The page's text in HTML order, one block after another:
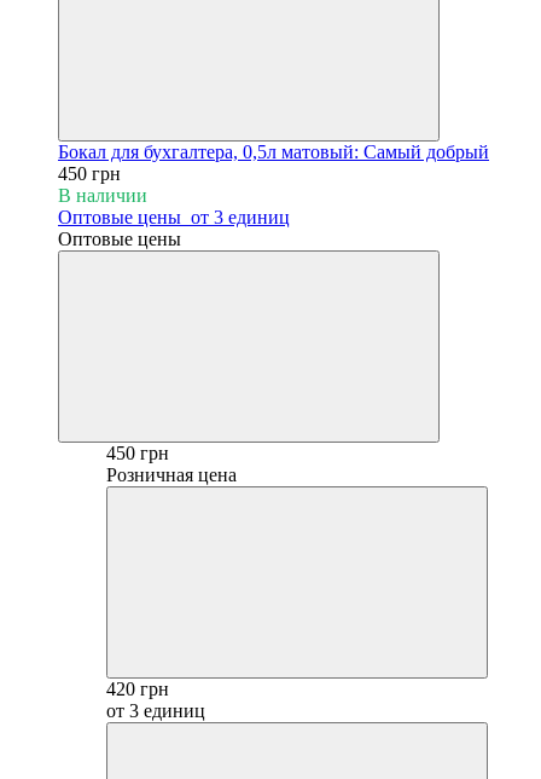
Бокал для бухгалтера, 0,5л матовый: Самый добрый
450 грн
В наличии
Оптовые цены от 3 единиц
Оптовые цены
450 грн
Розничная цена
420 грн
от 3 единиц